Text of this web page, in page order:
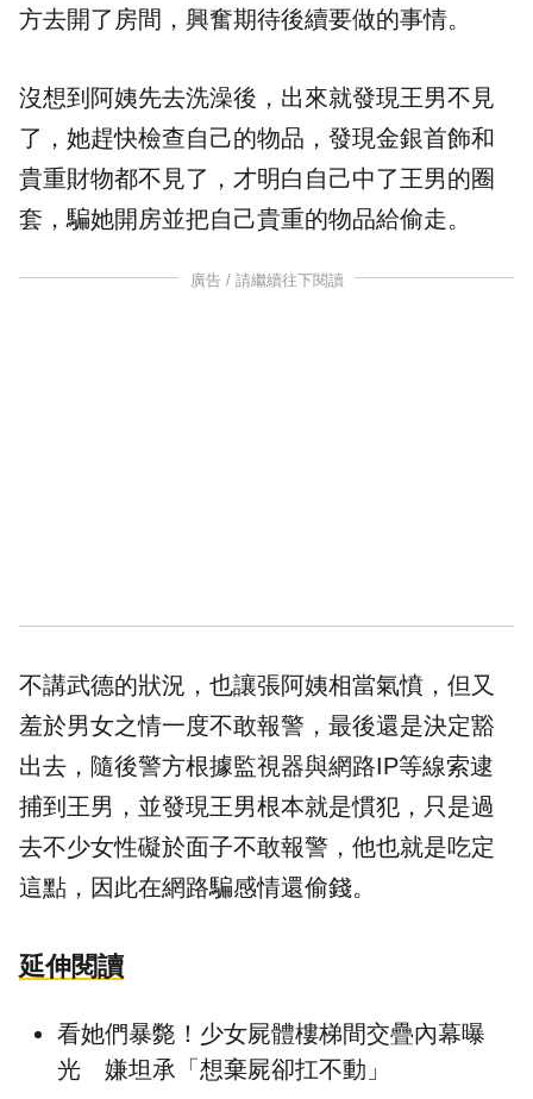
方去開了房間，興奮期待後續要做的事情。
沒想到阿姨先去洗澡後，出來就發現王男不見
了，她趕快檢查自己的物品，發現金銀首飾和
貴重財物都不見了，才明白自己中了王男的圈
套，騙她開房並把自己貴重的物品給偷走。
廣告 / 請繼續往下閱讀
不講武德的狀況，也讓張阿姨相當氣憤，但又
羞於男女之情一度不敢報警，最後還是決定豁
出去，隨後警方根據監視器與網路IP等線索逮
捕到王男，並發現王男根本就是慣犯，只是過
去不少女性礙於面子不敢報警，他也就是吃定
這點，因此在網路騙感情還偷錢。
延伸閱讀
看她們暴斃！少女屍體樓梯間交疊內幕曝
光 嫌坦承「想棄屍卻扛不動」